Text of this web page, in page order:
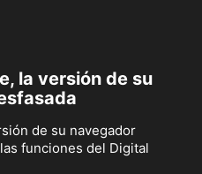
la versión de su
de su navegador
funciones del Digital